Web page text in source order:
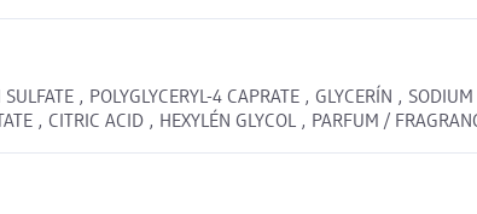
, POLYGLYCERYL-4 CAPRATE , GLYCERÍN ,
, CITRIC ACID , HEXYLÉN GLYCOL , PARFUM /